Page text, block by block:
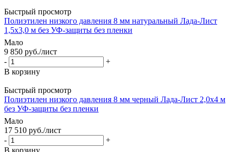
Быстрый просмотр
Полиэтилен низкого давления 8 мм натуральный Лада-Лист
1,5х3,0 м без УФ-защиты без пленки
Мало
9 850 руб./лист
-
+
В корзину
Быстрый просмотр
Полиэтилен низкого давления 8 мм черный Лада-Лист 2,0х4 м
без УФ-защиты без пленки
Мало
17 510 руб./лист
-
+
В корзину